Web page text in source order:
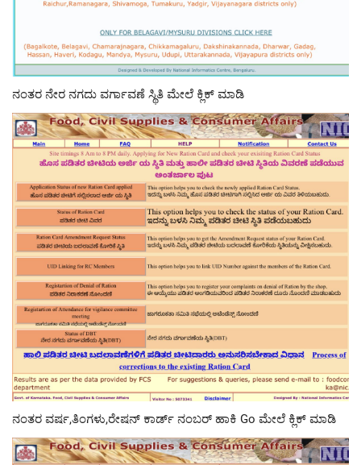
ನಂತರ ನೇರ ನಗದು ವರ್ಗಾವಣೆ ಸ್ಥಿತಿ ಮೇಲೆ ಕ್ಲಿಕ್ ಮಾಡಿ
ನಂತರ ವರ್ಷ,ತಿಂಗಳು,ರೇಷನ್ ಕಾರ್ಡ್ ನಂಬರ್ ಹಾಕಿ Go ಮೇಲೆ ಕ್ಲಿಕ್ ಮಾಡಿ